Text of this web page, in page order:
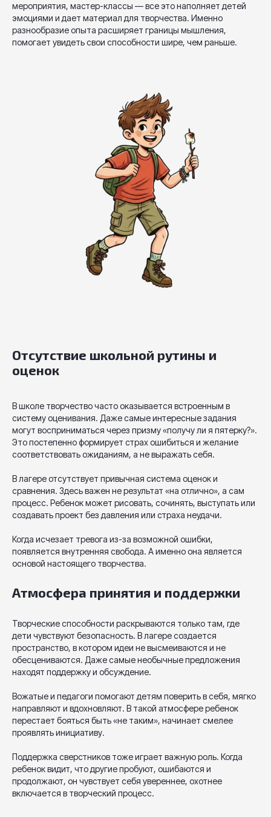
мероприятия, мастер-классы — все это наполняет детей
эмоциями и дает материал для творчества. Именно
разнообразие опыта расширяет границы мышления,
помогает увидеть свои способности шире, чем раньше.
Отсутствие школьной рутины и
оценок
В школе творчество часто оказывается встроенным в
систему оценивания. Даже самые интересные задания
могут восприниматься через призму «получу ли я пятерку?».
Это постепенно формирует страх ошибиться и желание
соответствовать ожиданиям, а не выражать себя.
В лагере отсутствует привычная система оценок и
сравнения. Здесь важен не результат «на отлично», а сам
процесс. Ребенок может рисовать, сочинять, выступать или
создавать проект без давления или страха неудачи.
Когда исчезает тревога из-за возможной ошибки,
появляется внутренняя свобода. А именно она является
основой настоящего творчества.
Атмосфера принятия и поддержки
Творческие способности раскрываются только там, где
дети чувствуют безопасность. В лагере создается
пространство, в котором идеи не высмеиваются и не
обесцениваются. Даже самые необычные предложения
находят поддержку и обсуждение.
Вожатые и педагоги помогают детям поверить в себя, мягко
направляют и вдохновляют. В такой атмосфере ребенок
перестает бояться быть «не таким», начинает смелее
проявлять инициативу.
Поддержка сверстников тоже играет важную роль. Когда
ребенок видит, что другие пробуют, ошибаются и
продолжают, он чувствует себя увереннее, охотнее
включается в творческий процесс.